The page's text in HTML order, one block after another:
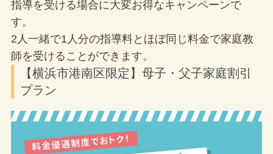
指導を受ける場合に大変お得なキャンペーンで
す。
2人一緒で1人分の指導料とほぼ同じ料金で家庭教
師を受けることができます。
【横浜市港南区限定】母子・父子家庭割引
プラン